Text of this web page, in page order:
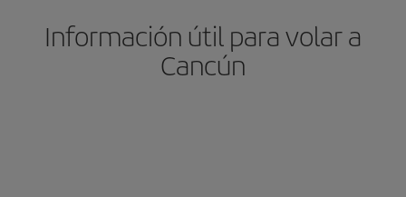
Información útil para volar a
Cancún